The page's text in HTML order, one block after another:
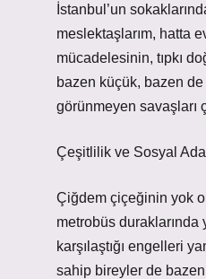
İstanbul’un
meslektaşlarım, hatta
mücadelesinin, tıpkı
bazen küçük, bazen
görünmeyen savaşları
Çeşitlilik ve Sosyal
Çiğdem çiçeğinin yok
metrobüs
karşılaştığı engelleri
sahip bireyler de